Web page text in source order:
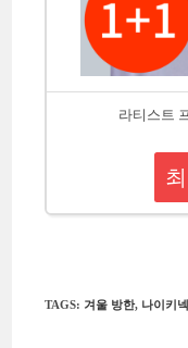
라티스트
TAGS: 겨울 방한, 나이키